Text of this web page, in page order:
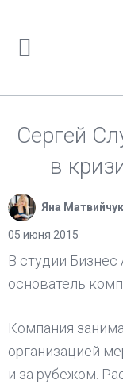
Сергей
в
Яна Матвийчук
05 июня 2015
В студии
основатель
Компания
организацией
и за рубежом.